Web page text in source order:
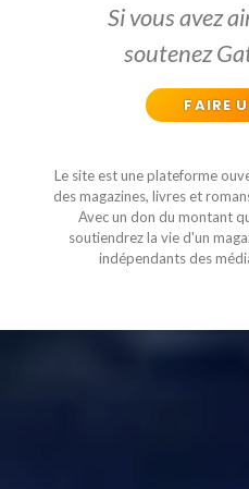
Si vous avez
soutenez
FAIRE
Le site est une plateforme
des magazines, livres et
Avec un don du montant
soutiendrez la vie d'un
indépendants des